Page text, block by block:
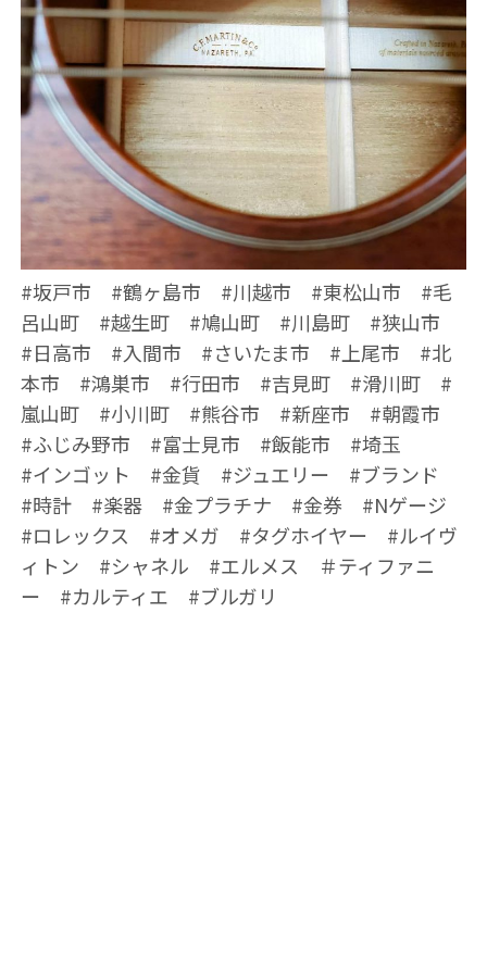
#坂戸市 #鶴ヶ島市 #川越市 #東松山市 #毛
呂山町 #越生町 #鳩山町 #川島町 #狭山市
#日高市 #入間市 #さいたま市 #上尾市 #北
本市 #鴻巣市 #行田市 #吉見町 #滑川町 #
嵐山町 #小川町 #熊谷市 #新座市 #朝霞市
#ふじみ野市 #富士見市 #飯能市 #埼玉
#インゴット #金貨 #ジュエリー #ブランド
#時計 #楽器 #金プラチナ #金券 #Nゲージ
#ロレックス #オメガ #タグホイヤー #ルイヴ
ィトン #シャネル #エルメス ＃ティファニ
ー #カルティエ #ブルガリ